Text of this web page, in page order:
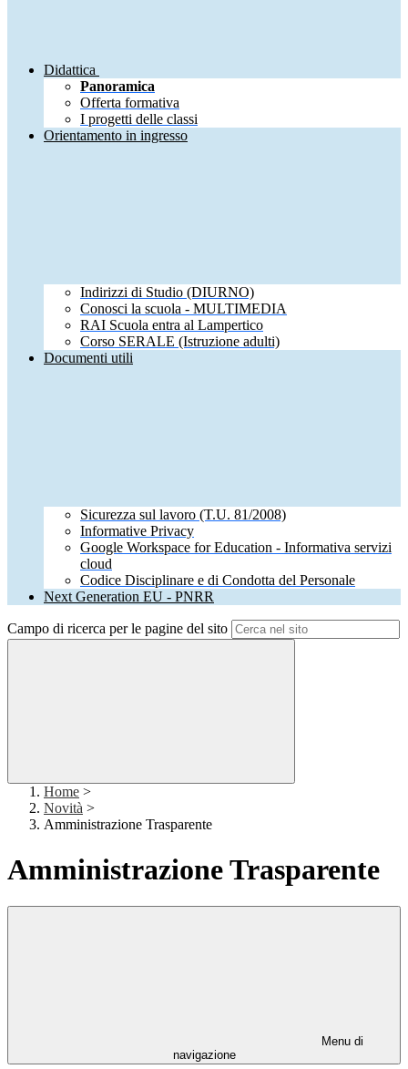
Didattica
Panoramica
Offerta formativa
I progetti delle classi
Orientamento in ingresso
Indirizzi di Studio (DIURNO)
Conosci la scuola - MULTIMEDIA
RAI Scuola entra al Lampertico
Corso SERALE (Istruzione adulti)
Documenti utili
Sicurezza sul lavoro (T.U. 81/2008)
Informative Privacy
Google Workspace for Education - Informativa servizi
cloud
Codice Disciplinare e di Condotta del Personale
Next Generation EU - PNRR
Campo di ricerca per le pagine del sito
Home >
Novità >
Amministrazione Trasparente
Amministrazione Trasparente
Menu di
navigazione